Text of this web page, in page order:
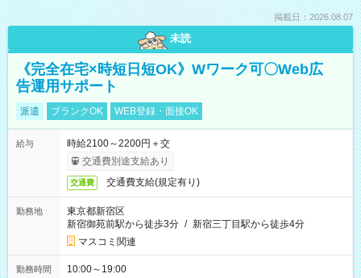
掲載日：2026.08.07
未読
《完全在宅×時短日短OK》Wワーク可〇Web広
告運用サポート
派遣 ブランクOK WEB登録・面接OK
給与
時給2100～2200円＋交
交通費別途支給あり
交通費 交通費支給(規定有り)
勤務地
東京都新宿区
新宿御苑前駅から徒歩3分 / 新宿三丁目駅から徒歩4分
マスコミ関連
勤務時間 10:00～19:00